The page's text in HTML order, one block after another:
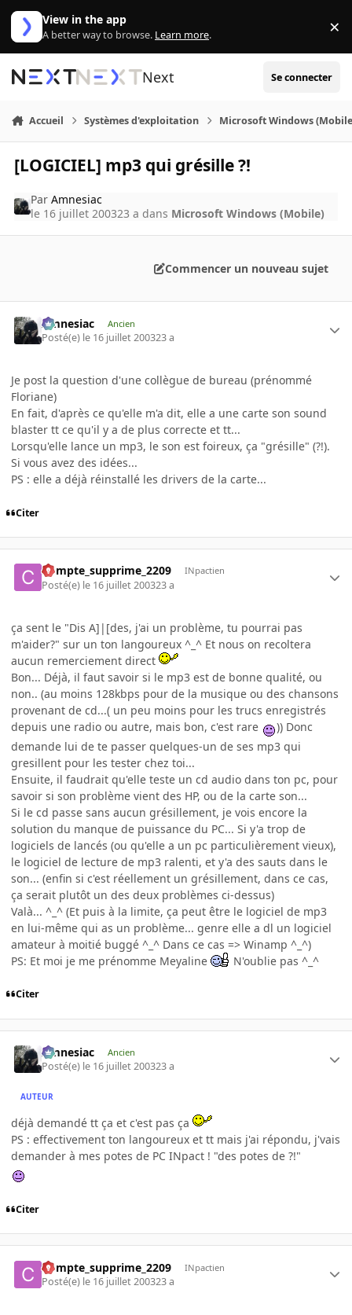
Aller au contenu
View in the app
A better way to browse. Learn more. ×
Next Se connecter
Accueil Systèmes d'exploitation Microsoft Windows
[LOGICIEL] mp3 qui grésille ?!
ParAmnesiac
le 16 juillet 200323 a dans Microsoft Windows (Mobile)
Commencer un nouveau sujet
Amnesiac Ancien
Posté(e) le 16 juillet 200323 a
Je post la question d'une collègue de bureau (prénommé
Floriane)
En fait, d'après ce qu'elle m'a dit, elle a une carte son sound
blaster tt ce qu'il y a de plus correcte et tt...
Lorsqu'elle lance un mp3, le son est foireux, ça "grésille" (?!).
Si vous avez des idées...
PS : elle a déjà réinstallé les drivers de la carte...
Citer
Compte_supprime_2209 INpactien
Posté(e) le 16 juillet 200323 a
ça sent le "Dis A]|[des, j'ai un problème, tu pourrai pas
m'aider?" sur un ton langoureux ^_^ Et nous on recoltera
aucun remerciement direct
Bon... Déjà, il faut savoir si le mp3 est de bonne qualité, ou
non.. (au moins 128kbps pour de la musique ou des chansons
provenant de cd...( un peu moins pour les trucs enregistrés
depuis une radio ou autre, mais bon, c'est rare
)) Donc
demande lui de te passer quelques-un de ses mp3 qui
gresillent pour les tester chez toi...
Ensuite, il faudrait qu'elle teste un cd audio dans ton pc, pour
savoir si son problème vient des HP, ou de la carte son...
Si le cd passe sans aucun grésillement, je vois encore la
solution du manque de puissance du PC... Si y'a trop de
logiciels de lancés (ou qu'elle a un pc particulièrement vieux),
le logiciel de lecture de mp3 ralenti, et y'a des sauts dans le
son... (enfin si c'est réellement un grésillement, dans ce cas,
ça serait plutôt un des deux problèmes ci-dessus)
Valà... ^_^ (Et puis à la limite, ça peut être le logiciel de mp3
en lui-même qui as un problème... genre elle a dl un logiciel
amateur à moitié buggé ^_^ Dans ce cas => Winamp ^_^)
PS: Et moi je me prénomme Meyaline
N'oublie pas ^_^
Citer
Amnesiac Ancien
Posté(e) le 16 juillet 200323 a
AUTEUR
déjà demandé tt ça et c'est pas ça
PS : effectivement ton langoureux et tt mais j'ai répondu, j'vais
demander à mes potes de PC INpact ! "des potes de ?!"
Citer
Compte_supprime_2209 INpactien
Posté(e) le 16 juillet 200323 a